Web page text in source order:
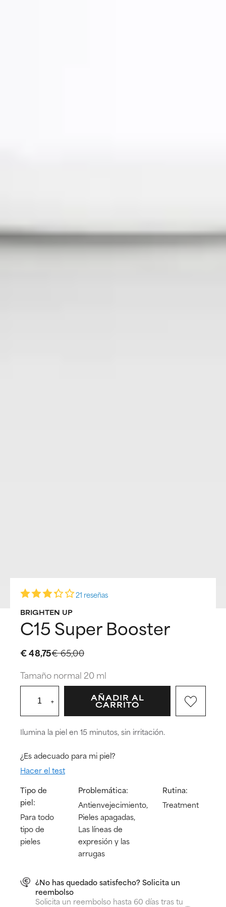
21 reseñas
BRIGHTEN UP
C15 Super Booster
€ 65,00
€ 48,75
Ilumina la piel en 15 minutos, sin irritación.
¿Es adecuado para mi piel?
Hacer el test
Tipo de
piel:
Para todo
tipo de
pieles
Problemática:
Antienvejecimiento,
Pieles apagadas,
Las líneas de
expresión y las
arrugas
Rutina:
Treatment
Tamaño normal 20 ml
+
AÑADIR AL
CARRITO
¿No has quedado satisfecho? Solicita un
reembolso
Solicita un reembolso hasta 60 días tras tu